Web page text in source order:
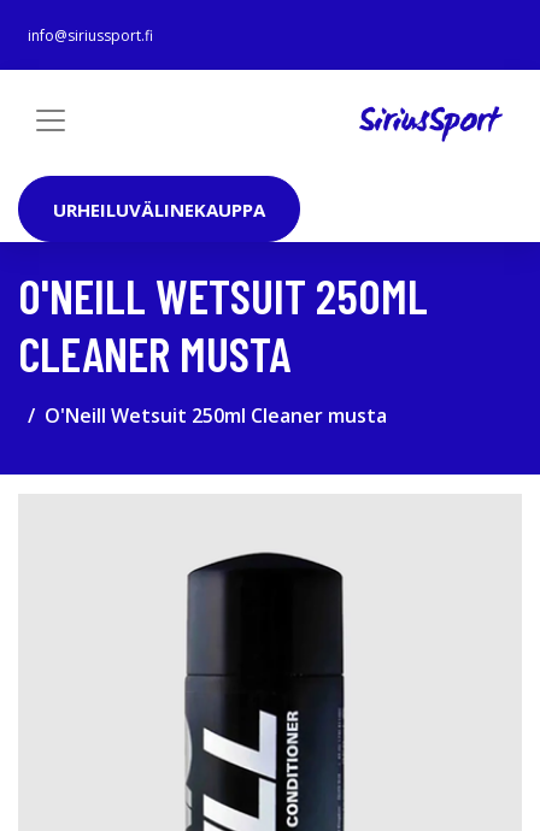
info@siriussport.fi
URHEILUVÄLINEKAUPPA
O'NEILL WETSUIT 250ML
CLEANER MUSTA
O'Neill Wetsuit 250ml Cleaner musta